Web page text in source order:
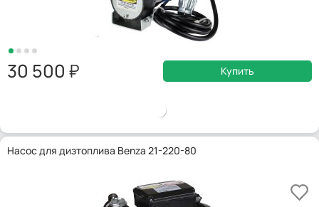
30 500 Купить
Насос для дизтоплива Benza 21-220-80